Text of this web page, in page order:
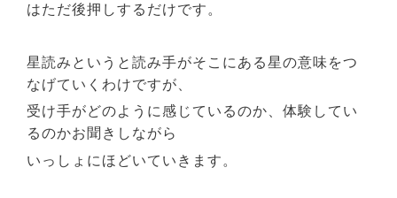
はただ後押しするだけです。
星読みというと読み手がそこにある星の意味をつ
なげていくわけですが、
受け手がどのように感じているのか、体験してい
るのかお聞きしながら
いっしょにほどいていきます。